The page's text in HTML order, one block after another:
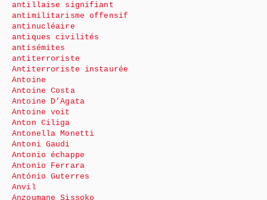
antillaise signifiant
antimilitarisme offensif
antinucléaire
antiques civilités
antisémites
antiterroriste
Antiterroriste instaurée
Antoine
Antoine Costa
Antoine D’Agata
Antoine voit
Anton Ciliga
Antonella Monetti
Antoni Gaudi
Antonio échappe
Antonio Ferrara
António Guterres
Anvil
Anzoumane Sissoko